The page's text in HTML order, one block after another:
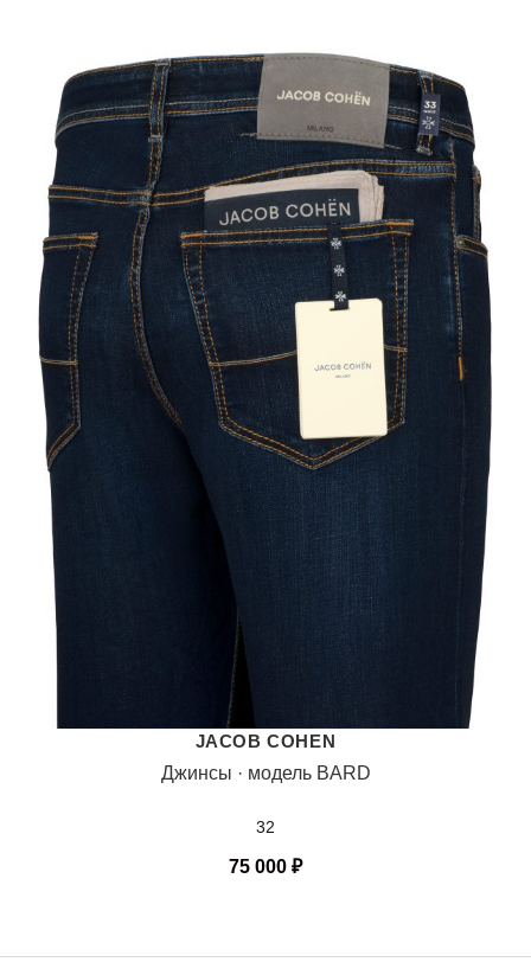
JACOB COHEN
Джинсы · модель BARD
32
75 000 ₽